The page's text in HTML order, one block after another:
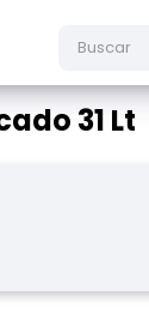
31 Lt